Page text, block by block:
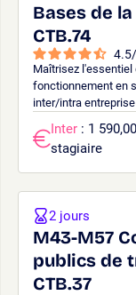
Bases de
CTB.74
4.5/
Maîtrisez l'essentiel
fonctionnement en
inter/intra entreprise
Inter : 1
stagiaire
M43-M57
publics de
CTB.37
2 jours